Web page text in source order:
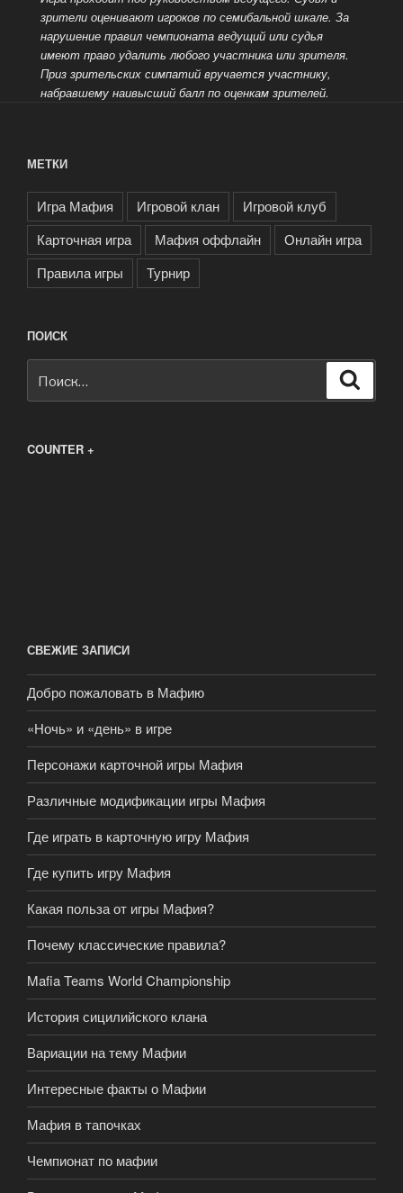
зрители оценивают игроков по семибальной шкале. За
нарушение правил чемпионата ведущий или судья
имеют право удалить любого участника или зрителя.
Приз зрительских симпатий вручается участнику,
набравшему наивысший балл по оценкам зрителей.
МЕТКИ
Игра Мафия Игровой клан
Игровой клуб
Карточная игра
Мафия оффлайн
Онлайн игра
Правила игры
Турнир
ПОИСК
COUNTER +
СВЕЖИЕ ЗАПИСИ
Добро пожаловать в Мафию
«Ночь» и «день» в игре
Персонажи карточной игры Мафия
Различные модификации игры Мафия
Где играть в карточную игру Мафия
Где купить игру Мафия
Какая польза от игры Мафия?
Почему классические правила?
Mafia Teams World Championship
История сицилийского клана
Вариации на тему Мафии
Интересные факты о Мафии
Мафия в тапочках
Чемпионат по мафии